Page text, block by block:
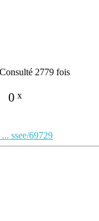
2779 fois
0 x
ssee/69729